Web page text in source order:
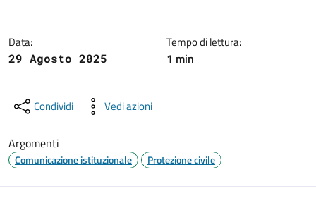
Data:
29 Agosto 2025
Tempo di lettura:
1 min
Condividi Vedi azioni
Argomenti
Comunicazione istituzionale Protezione civile